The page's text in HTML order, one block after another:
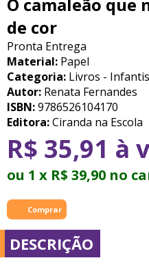
de cor
Pronta Entrega
Material: Papel
Categoria: Livros - Infantis
Autor: Renata Fernandes
ISBN:9786526104170
Editora:Ciranda na Escola
R$ 35,91 à
ou 1 x R$ 39,90 no
DESCRIÇÃO